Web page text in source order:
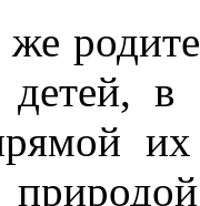
детей, в